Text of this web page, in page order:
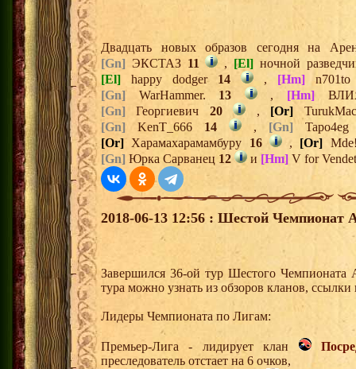
Двадцать новых образов сегодня на
[Gn] ЭКСТАЗ 11 , [El] ночной
[El] happy dodger 14 , [Hm]
[Gn] WarHammer. 13 , [Hm]
[Gn] Георгиевич 20 , [Or]
[Gn] KenT_66614 , [Gn]
[Or] Харамахарамамбуру 16 , [Or]
[Gn] Юрка Сарванец 12 и [Hm] V for
2018-06-13 12:56 : Шестой Чемпионат
Завершился 36-ой тур Шестого
тура можно узнать из обзоров кланов,
Лидеры Чемпионата по Лигам:
Премьер-Лига - лидирует клан
преследователь отстает на 6 очков,